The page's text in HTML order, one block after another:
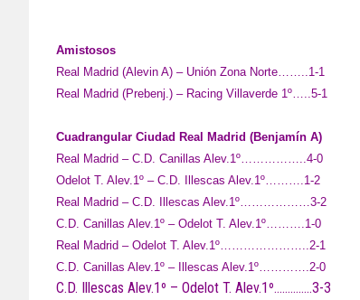
Amistosos
Real Madrid (Alevin A) – Unión Zona Norte……..1-1
Real Madrid (Prebenj.) – Racing Villaverde 1º…..5-1
Cuadrangular Ciudad Real Madrid (Benjamín A)
Real Madrid – C.D. Canillas Alev.1º……………..4-0
Odelot T. Alev.1º – C.D. Illescas Alev.1º……….1-2
Real Madrid – C.D. Illescas Alev.1º………………3-2
C.D. Canillas Alev.1º – Odelot T. Alev.1º……….1-0
Real Madrid – Odelot T. Alev.1º…………………..2-1
C.D. Canillas Alev.1º – Illescas Alev.1º………….2-0
C.D. Illescas Alev.1º – Odelot T. Alev.1º…………..3-3